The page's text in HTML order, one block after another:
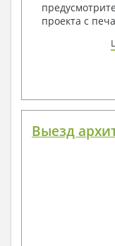
проекта с
Выезд